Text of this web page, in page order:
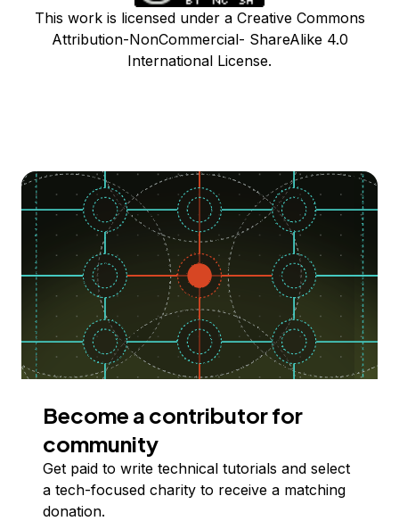
This work is licensed under a Creative Commons
Attribution-NonCommercial- ShareAlike 4.0
International License.
Become a contributor for
community
Get paid to write technical tutorials and select
a tech-focused charity to receive a matching
donation.